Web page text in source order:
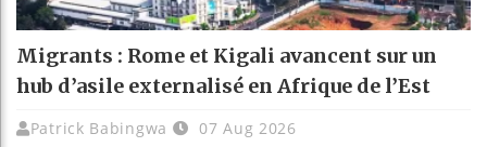
Migrants : Rome et Kigali avancent sur un
hub d’asile externalisé en Afrique de l’Est
Patrick Babingwa 07 Aug 2026